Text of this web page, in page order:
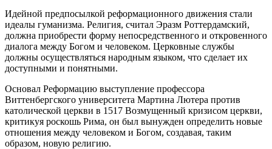
Идейной предпосылкой реформационного движения стали
идеалы гуманизма. Религия, считал Эразм Роттердамский,
должна приобрести форму непосредственного и откровенного
диалога между Богом и человеком. Церковные службы
должны осуществляться народным языком, что сделает их
доступными и понятными.
Основал Реформацию выступление профессора
Виттенбергского университета Мартина Лютера против
католической церкви в 1517 Возмущенный кризисом церкви,
критикуя роскошь Рима, он был вынужден определить новые
отношения между человеком и Богом, создавая, таким
образом, новую религию.